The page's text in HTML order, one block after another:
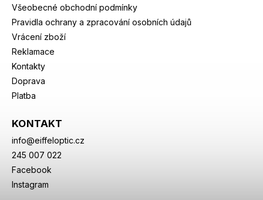
Všeobecné obchodní podmínky
Pravidla ochrany a zpracování osobních údajů
Vrácení zboží
Reklamace
Kontakty
Doprava
Platba
KONTAKT
info@eiffeloptic.cz
245 007 022
Facebook
Instagram